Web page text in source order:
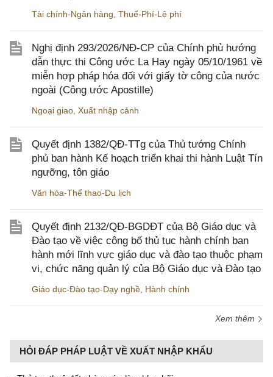
Tài chính-Ngân hàng Thuế-Phí-Lệ phí
Nghị định 293/2026/NĐ-CP của Chính phủ hướng
dẫn thực thi Công ước La Hay ngày 05/10/1961 về
miễn hợp pháp hóa đối với giấy tờ công của nước
ngoài (Công ước Apostille)
Ngoại giao Xuất nhập cảnh
Quyết định 1382/QĐ-TTg của Thủ tướng Chính
phủ ban hành Kế hoạch triển khai thi hành Luật Tín
ngưỡng, tôn giáo
Văn hóa-Thể thao-Du lịch
Quyết định 2132/QĐ-BGDĐT của Bộ Giáo dục và
Đào tạo về việc công bố thủ tục hành chính ban
hành mới lĩnh vực giáo dục và đào tạo thuộc phạm
vi, chức năng quản lý của Bộ Giáo dục và Đào tạo
Giáo dục-Đào tạo-Dạy nghề Hành chính
Xem thêm
HỎI ĐÁP PHÁP LUẬT VỀ XUẤT NHẬP KHẨU